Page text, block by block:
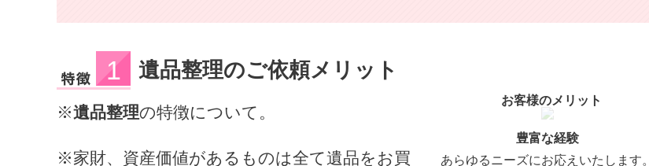
遺品整理のご依頼メリット
お客様のメリット
豊富な経験
あらゆるニーズにお応えいたします。
※遺品整理の特徴について。
※家財、資産価値があるものは全て遺品をお買